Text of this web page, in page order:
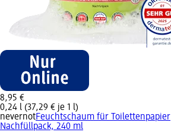
8,95 €
0,24 l (37,29 € je 1 l)
nevernotFeuchtschaum für Toilettenpapier
Nachfüllpack, 240 ml